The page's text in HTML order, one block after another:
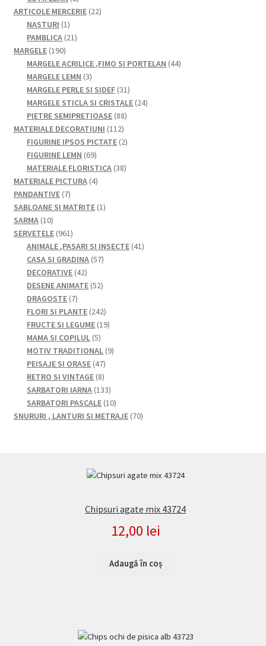
produse
ARTICOLE MERCERIE 2222
NASTURI 11
produs
PAMBLICA 2121
produse
MARGELE 190190
de
produse
MARGELE ACRILICE ,FIMO SI PORTELAN 4444
MARGELE LEMN 33
produse
MARGELE PERLE SI SIDEF 3131
de
MARGELE STICLA SI CRISTALE 2424
PIETRE SEMIPRETIOASE 8888
produse
MATERIALE DECORATIUNI 112112
produse
FIGURINE IPSOS PICTATE 22
FIGURINE LEMN 6969
de
produse
MATERIALE FLORISTICA 3838
MATERIALE PICTURA 44
PANDANTIVE 77
produse
SABLOANE SI MATRITE 11
SARMA 1010
produse
SERVETELE 961961
de
produse
ANIMALE ,PASARI SI INSECTE 4141
CASA SI GRADINA 5757
produse
DECORATIVE 4242
de
DESENE ANIMATE 5252
produse
DRAGOSTE 77
produse
FLORI SI PLANTE 242242
de
FRUCTE SI LEGUME 1919
MAMA SI COPILUL 55
produse
MOTIV TRADITIONAL 99
PEISAJE SI ORASE 4747
de
produse
RETRO SI VINTAGE 88
produse
SARBATORI IARNA 133133
de
produse
SARBATORI PASCALE 1010
produse
SNURURI , LANTURI SI METRAJE 7070
Chipsuri agate mix 43724
12,00 lei
Adaugă în coș